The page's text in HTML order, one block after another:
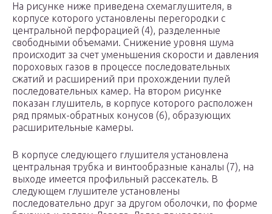
На рисунке ниже приведена схемаглушителя, в
корпусе которого установлены перегородки с
центральной перфорацией (4), разделенные
свободными объемами. Снижение уровня шума
происходит за счет уменьшения скорости и давления
пороховых газов в процессе последовательных
сжатий и расширений при прохождении пулей
последовательных камер. На втором рисунке
показан глушитель, в корпусе которого расположен
ряд прямых-обратных конусов (6), образующих
расширительные камеры.
В корпусе следующего глушителя установлена
центральная трубка и винтообразные каналы (7), на
выходе имеется профильный рассекатель. В
следующем глушителе установлены
последовательно друг за другом оболочки, по форме